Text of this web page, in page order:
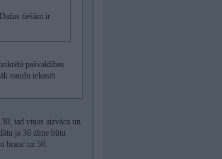
Dažas tiešām ir
pašvaldības
naudu iekasēt
tad viņas aizvāca un
ja 30 zīme būtu
brauc uz 50.